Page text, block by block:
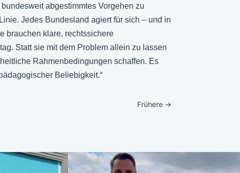
abgestimmtes Vorgehen zu
Jedes Bundesland agiert für sich – und in
brauchen klare, rechtssichere
Statt sie mit dem Problem allein zu lassen
Rahmenbedingungen schaffen. Es
Beliebigkeit.“
Frühere→